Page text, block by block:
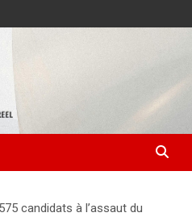
candidats à l’assaut du